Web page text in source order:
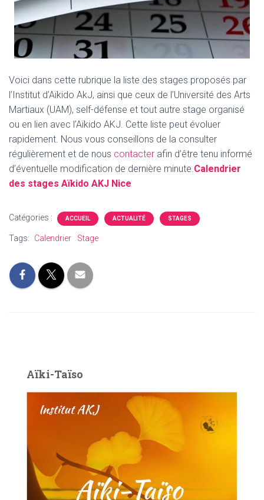
Voici dans cette rubrique la liste des stages proposés par
l’Institut d’Aïkido AkJ, ainsi que ceux de l’Université des Arts
Martiaux (UAM), self-défense et tout autre stage organisé
ou en lien avec l’Aïkido AKJ. Cette liste peut évoluer
rapidement. Nous vous conseillons de la consulter
régulièrement et de nous contacter afin d’être tenu informé
d’éventuelle modification de dernière minute.Calendrier
des stages Aïkido AKJ Nice
Catégories : ACCUEIL ACTUALITÉ STAGES
Tags: Calendrier Stage
Aïki-Taïso